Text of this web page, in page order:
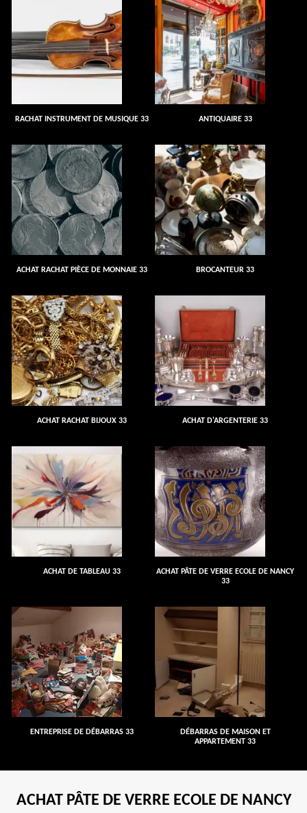
RACHAT INSTRUMENT DE MUSIQUE 33 ANTIQUAIRE 33
ACHAT RACHAT PIÈCE DE MONNAIE 33 BROCANTEUR 33
ACHAT RACHAT BIJOUX 33 ACHAT D'ARGENTERIE 33
ACHAT DE TABLEAU 33
ACHAT PÂTE DE VERRE ECOLE DE NANCY
33
ENTREPRISE DE DÉBARRAS 33
DÉBARRAS DE MAISON ET
APPARTEMENT 33
ACHAT PÂTE DE VERRE ECOLE DE NANCY